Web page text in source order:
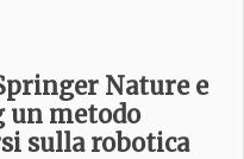
Nature e
un metodo
sulla robotica